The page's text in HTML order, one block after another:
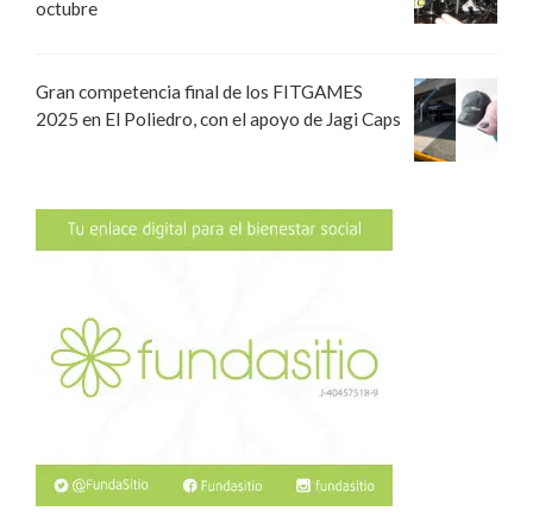
octubre
Gran competencia final de los FITGAMES
2025 en El Poliedro, con el apoyo de Jagi Caps